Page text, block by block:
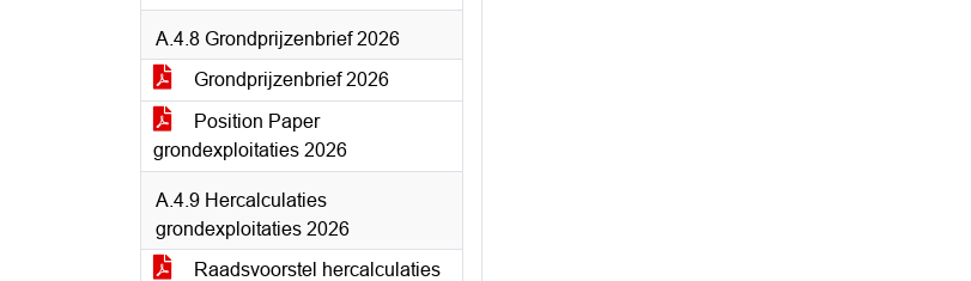
A.4.8 Grondprijzenbrief 2026
Grondprijzenbrief 2026
Position Paper
grondexploitaties 2026
A.4.9 Hercalculaties
grondexploitaties 2026
Raadsvoorstel hercalculaties